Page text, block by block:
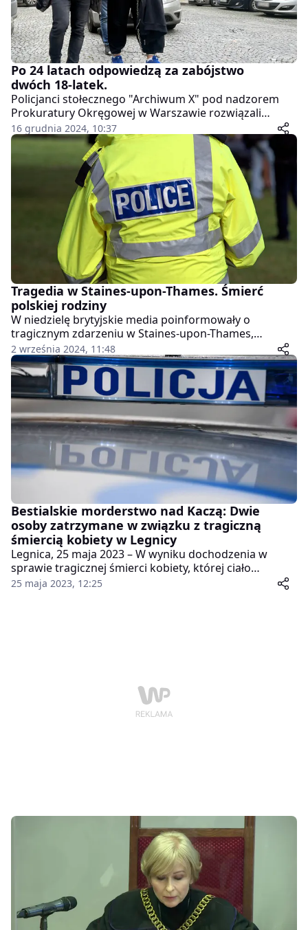
Po 24 latach odpowiedzą za zabójstwo
dwóch 18-latek.
Policjanci stołecznego "Archiwum X" pod nadzorem
Prokuratury Okręgowej w Warszawie rozwiązali
sprawę zabójstwa dwóch młodych kobiet, do jakiego
doszło 6 sierpnia 2000 roku. Kilka dni temu w
Wołominie i Radzyminie zatrzymali dwóch mężczyzn w
wieku 47 i 41 lat, którzy w Prokuraturze Okręgowej w
Warszawie usłyszeli zarzuty zabójstwa w związku ze
zgwałceniem.
16 grudnia 2024, 10:37
Tragedia w Staines-upon-Thames. Śmierć
polskiej rodziny
W niedzielę brytyjskie media poinformowały o
tragicznym zdarzeniu w Staines-upon-Thames,
niedaleko Londynu, gdzie odnaleziono ciała mężczyzny
i jego trzech synów. Jak ustalono, ofiary to Polacy.
Policja hrabstwa Surrey potwierdziła, że w zdarzeniu
nie brały udziału osoby trzecie.
2 września 2024, 11:48
Bestialskie morderstwo nad Kaczą: Dwie
osoby zatrzymane w związku z tragiczną
śmiercią kobiety w Legnicy
Legnica, 25 maja 2023 – W wyniku dochodzenia w
sprawie tragicznej śmierci kobiety, której ciało
znaleziono przy wale rzeki Kaczawa w Legnicy, dwie
25 maja 2023, 12:25